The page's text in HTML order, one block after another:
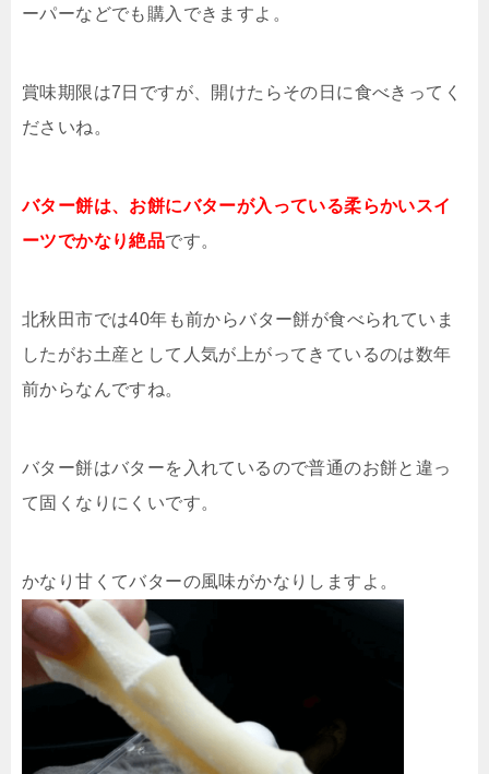
ーパーなどでも購入できますよ。
賞味期限は7日ですが、開けたらその日に食べきってく
ださいね。
バター餅は、お餅にバターが入っている柔らかいスイ
ーツでかなり絶品です。
北秋田市では40年も前からバター餅が食べられていま
したがお土産として人気が上がってきているのは数年
前からなんですね。
バター餅はバターを入れているので普通のお餅と違っ
て固くなりにくいです。
かなり甘くてバターの風味がかなりしますよ。